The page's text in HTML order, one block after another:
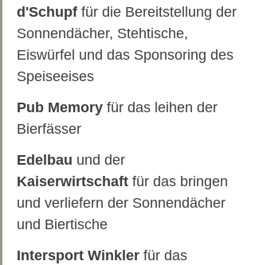
d'Schupf für die Bereitstellung der
Sonnendächer, Stehtische,
Eiswürfel und das Sponsoring des
Speiseeises
Pub Memory für das leihen der
Bierfässer
Edelbau und der
Kaiserwirtschaft für das bringen
und verliefern der Sonnendächer
und Biertische
Intersport Winkler für das